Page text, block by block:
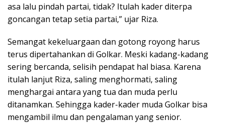
asa lalu pindah partai, tidak? Itulah kader diterpa
goncangan tetap setia partai,” ujar Riza.
Semangat kekeluargaan dan gotong royong harus
terus dipertahankan di Golkar. Meski kadang-kadang
sering bercanda, selisih pendapat hal biasa. Karena
itulah lanjut Riza, saling menghormati, saling
menghargai antara yang tua dan muda perlu
ditanamkan. Sehingga kader-kader muda Golkar bisa
mengambil ilmu dan pengalaman yang senior.